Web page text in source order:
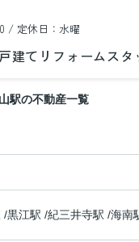
/ 定休日：水曜
建て リフォーム スタ
駅の不動産一覧
/黒江駅 /紀三井寺駅 /海南